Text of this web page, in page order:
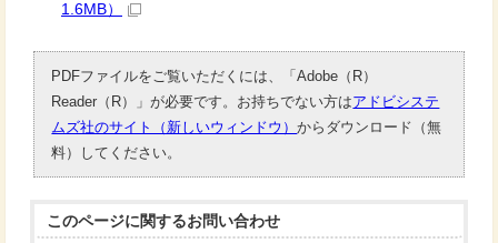
1.6MB）
PDFファイルをご覧いただくには、「Adobe（R）
Reader（R）」が必要です。お持ちでない方はアドビシステ
ムズ社のサイト（新しいウィンドウ）からダウンロード（無
料）してください。
このページに関するお問い合わせ